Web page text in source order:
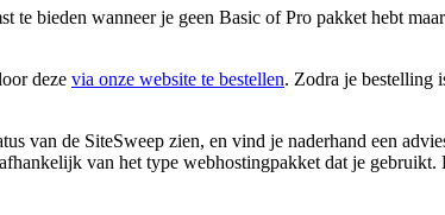
te bieden wanneer je geen Basic of Pro pakket hebt
deze via onze website te bestellen. Zodra je bestelling
van de SiteSweep zien, en vind je naderhand een
afhankelijk van het type webhostingpakket dat je